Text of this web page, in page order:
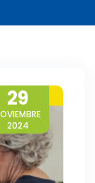
29
2024